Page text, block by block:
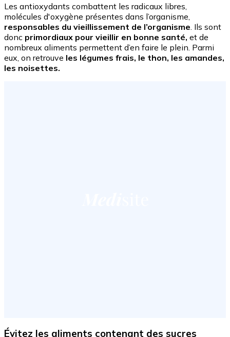
Les antioxydants combattent les radicaux libres,
molécules d'oxygène présentes dans l’organisme,
responsables du vieillissement de l’organisme . Ils sont
donc primordiaux pour vieillir en bonne santé, et de
nombreux aliments permettent d’en faire le plein. Parmi
eux, on retrouve les légumes frais, le thon, les amandes,
les noisettes.
Évitez les aliments contenant des sucres